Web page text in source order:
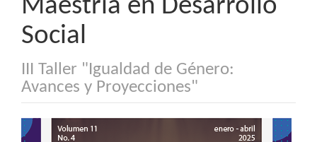
Maestría en Desarrollo
Social
III Taller "Igualdad de Género:
Avances y Proyecciones"
Barra